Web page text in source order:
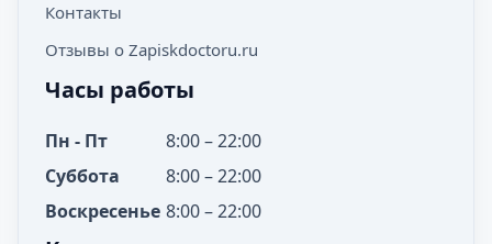
Контакты
Отзывы о Zapiskdoctoru.ru
Часы работы
Пн - Пт
8:00 – 22:00
Суббота
8:00 – 22:00
Воскресенье 8:00 – 22:00